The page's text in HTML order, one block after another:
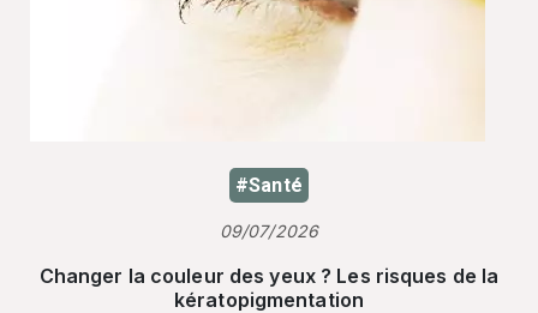
#Santé
09/07/2026
Changer la couleur des yeux ? Les risques de la
kératopigmentation